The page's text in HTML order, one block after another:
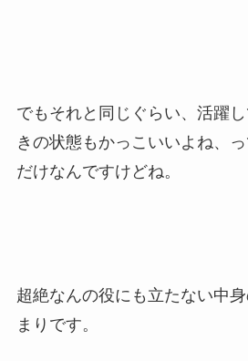
でもそれと同じぐらい、活躍
きの状態もかっこいいよね、
だけなんですけどね。
超絶なんの役にも立たない中
まりです。